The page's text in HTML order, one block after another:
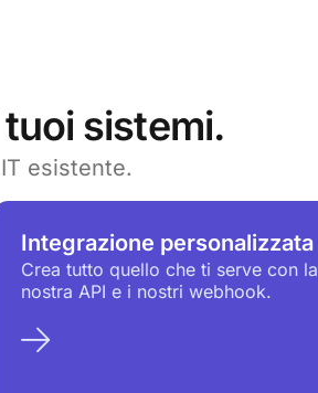
sistemi.
esistente.
Integrazione personalizzata
Crea tutto quello che ti serve con la
nostra API e i nostri webhook.